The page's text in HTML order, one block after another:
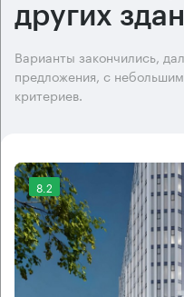
других
Варианты закончились,
предложения, с
критериев.
8.2